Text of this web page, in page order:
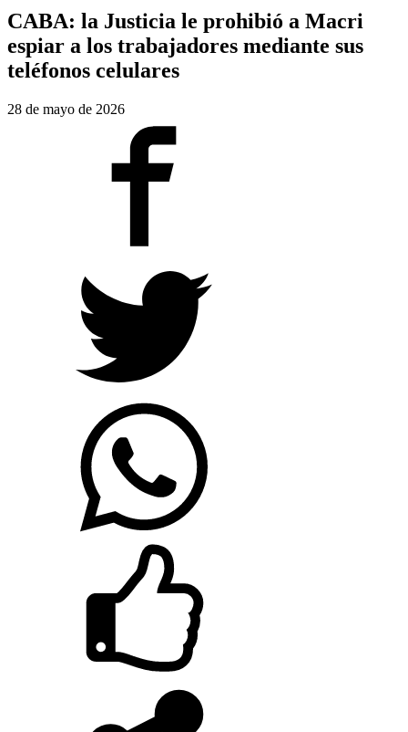
CABA: la Justicia le prohibió a Macri
espiar a los trabajadores mediante sus
teléfonos celulares
28 de mayo de 2026